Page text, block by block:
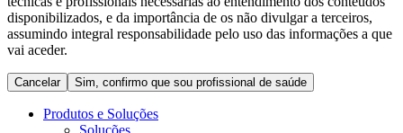
Terapias
Coordenamos os seus cuidados médicos quando recebe alta
do hospital. Para mais informações, visite a nossa página de
cuidados domiciliários.
Contactos
disponibilizados, e da importância de os não divulgar a terceiros,
assumindo integral responsabilidade pelo uso das informações a que
vai aceder.
Cancelar Sim, confirmo que sou profissional de saúde
Produtos e Soluções
Soluções